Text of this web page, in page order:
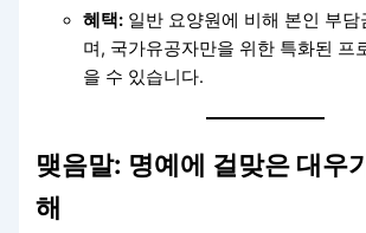
혜택: 일반 요양원에 비해 본인 부
며, 국가유공자만을 위한 특화된 프
을 수 있습니다.
맺음말: 명예에 걸맞은 대우
해